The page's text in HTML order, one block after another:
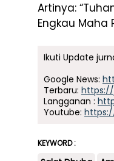
Artinya:
Engkau Maha
Ikuti Update
Google News:
Terbaru: https://
Langganan :
Youtube:
KEYWORD :